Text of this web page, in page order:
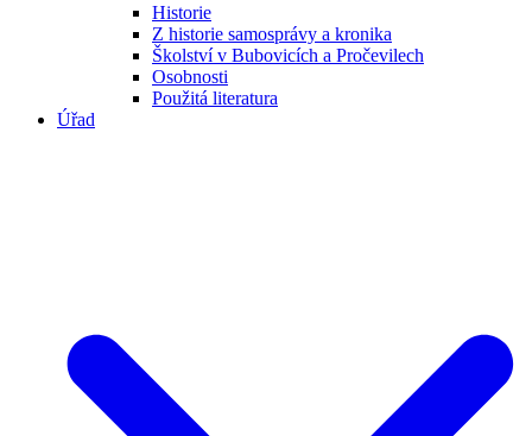
Historie
Z historie samosprávy a kronika
Školství v Bubovicích a Pročevilech
Osobnosti
Použitá literatura
Úřad